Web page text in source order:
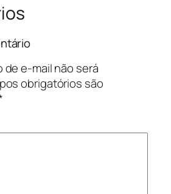
de e-mail não será
obrigatórios são